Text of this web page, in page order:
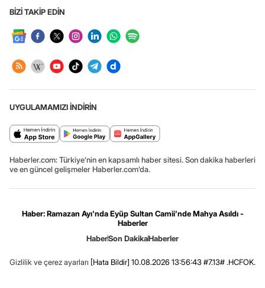
BİZİ TAKİP EDİN
UYGULAMAMIZI İNDİRİN
Haberler.com: Türkiye’nin en kapsamlı haber sitesi. Son dakika haberleri
ve en güncel gelişmeler Haberler.com’da.
Haber: Ramazan Ayı'nda Eyüp Sultan Camii'nde Mahya Asıldı -
Haberler
HaberSon DakikaHaberler
Gizlilik ve çerez ayarları [Hata Bildir] 10.08.2026 13:56:43 #7.13# .HCFOK.